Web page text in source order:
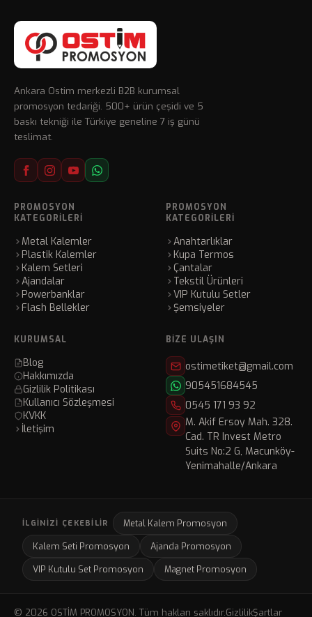
Ankara Ostim merkezli B2B kurumsal
promosyon tedariği. 500+ ürün çeşidi ve 5
baskı tekniği ile Türkiye geneline 7 iş günü
teslimat.
PROMOSYON
KATEGORILERI
Metal Kalemler
Plastik Kalemler
Kalem Setleri
Ajandalar
Powerbanklar
Flash Bellekler
PROMOSYON
KATEGORILERI
Anahtarlıklar
Kupa Termos
Çantalar
Tekstil Ürünleri
VIP Kutulu Setler
Şemsiyeler
KURUMSAL
Blog
Hakkımızda
Gizlilik Politikası
Kullanıcı Sözleşmesi
KVKK
İletişim
BIZE ULAŞIN
ostimetiket@gmail.com
905451684545
0545 171 93 92
M. Akif Ersoy Mah. 328.
Cad. TR Invest Metro
Suits No:2 G, Macunköy-
Yenimahalle/Ankara
İLGINIZI ÇEKEBILIR
Metal Kalem Promosyon
Kalem Seti Promosyon
Ajanda Promosyon
VIP Kutulu Set Promosyon
Magnet Promosyon
© 2026 OSTİM PROMOSYON. Tüm hakları saklıdır.GizlilikŞartlar